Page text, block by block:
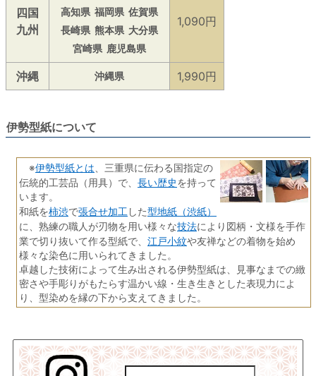
四国
九州
高知県 福岡県 佐賀県
長崎県 熊本県 大分県
宮崎県 鹿児島県
1,090円
沖縄 沖縄県 1,990円
伊勢型紙について
※伊勢型紙とは 、三重県に伝わる国指定の
伝統的工芸品（用具）で、 長い歴史を持って
います。
和紙を柿渋で張合せ加工 した型地紙（渋紙）
に、熟練の職人が刃物を用い様々な技法により図柄・文様を手作
業で切り抜いて作る型紙で、 江戸小紋や友禅などの着物を始め
様々な染色に用いられてきました。
卓越した技術によって生み出される伊勢型紙は、見事なまでの緻
密さや手彫りがもたらす温かい線・生き生きとした表現力によ
り、型染めを縁の下から支えてきました。